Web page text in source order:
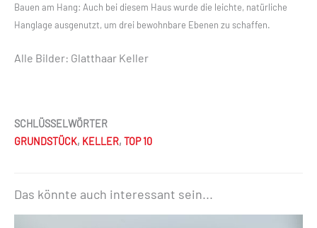
Bauen am Hang: Auch bei diesem Haus wurde die leichte, natürliche
Hanglage ausgenutzt, um drei bewohnbare Ebenen zu schaffen.
Alle Bilder: Glatthaar Keller
SCHLÜSSELWÖRTER
GRUNDSTÜCK, KELLER, TOP 10
Das könnte auch interessant sein...